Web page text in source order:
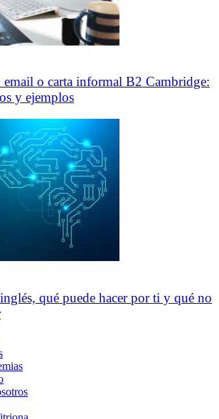
o carta informal B2 Cambridge:
y ejemplos
qué puede hacer por ti y qué no